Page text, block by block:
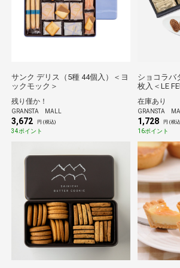
サンク デリス（5種 44個入）＜ヨ
ックモック＞
残り僅か！
GRANSTA MALL
3,672 円 (税込)
34ポイント
ショコラバ
枚入＜LE
在庫あり
GRANSTA
1,728 円 (税
16ポイント